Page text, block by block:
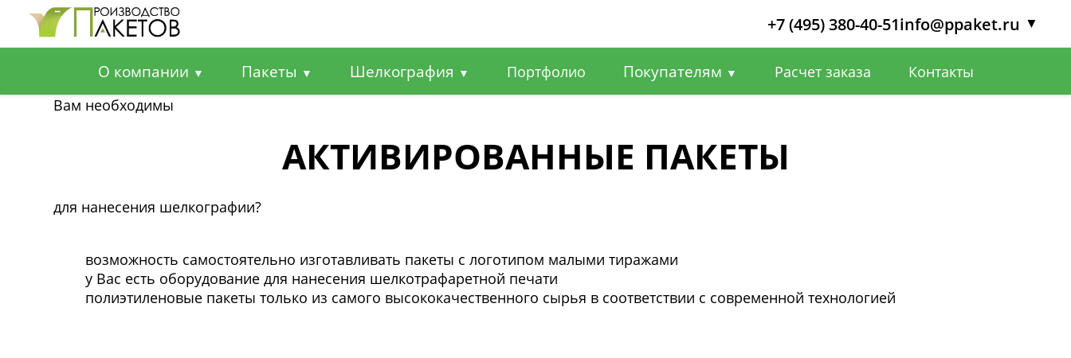
+7 (495) 380-40-51info@ppaket.ru ▼
О компании ▼ Пакеты ▼ Шелкография ▼ Портфолио Покупателям ▼ Расчет заказа
Контакты
Вам необходимы
АКТИВИРОВАННЫЕ ПАКЕТЫ
для нанесения шелкографии?
возможность самостоятельно изготавливать пакеты с логотипом малыми тиражами
у Вас есть оборудование для нанесения шелкотрафаретной печати
полиэтиленовые пакеты только из самого высококачественного сырья в соответствии с современной технологией